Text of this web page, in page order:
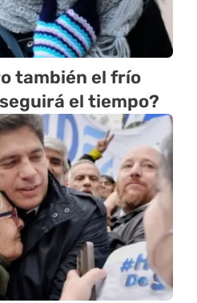
también el frío
el tiempo?